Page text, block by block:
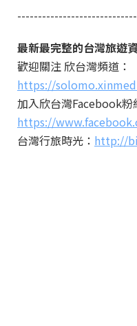
最新最完整的台灣旅遊
歡迎關注 欣台灣頻道：
https://
加入欣台灣Facebook粉
https://
台灣行旅時光： http://